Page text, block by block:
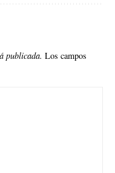
publicada. Los campos